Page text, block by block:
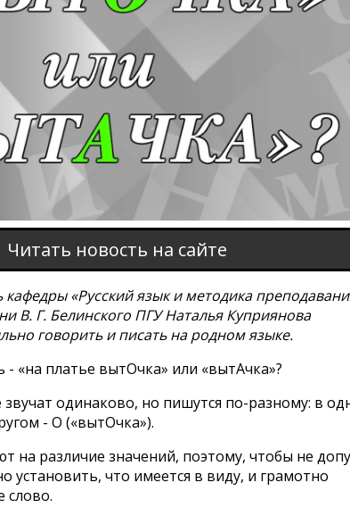
Читать новость на сайте
«Русский язык и методика
В. Г. Белинского ПГУ Наталья Куприянова
говорить и писать на родном языке.
- «на платье вытОчка» или «вытАчка»?
звучат одинаково, но пишутся по-разному: в
- О («вытОчка»).
на различие значений, поэтому, чтобы не
установить, что имеется в виду, и грамотно
слово.